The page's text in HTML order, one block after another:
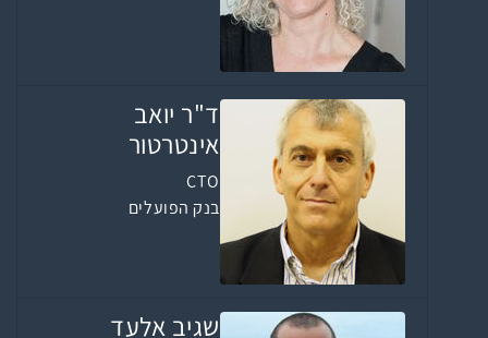
ד"ר יואב
אינטרטור
CTO
בנק הפועלים
שגיב אלעד